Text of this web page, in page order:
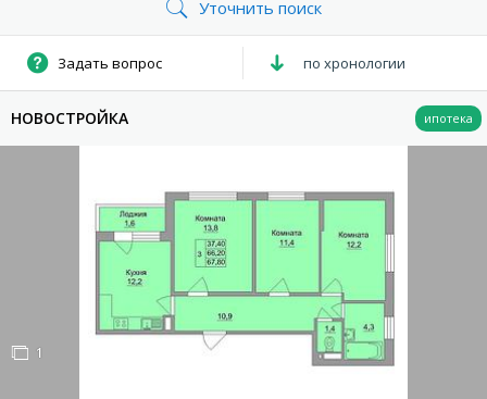
НОМЕР ЗАЯВКИ
СРОК СДАЧИ
по хронологии
НОВОСТРОЙКА
1